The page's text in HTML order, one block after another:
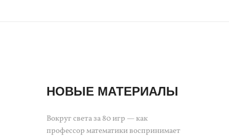
НОВЫЕ МАТЕРИАЛЫ
Вокруг света за 80 игр — как
профессор математики воспринимает